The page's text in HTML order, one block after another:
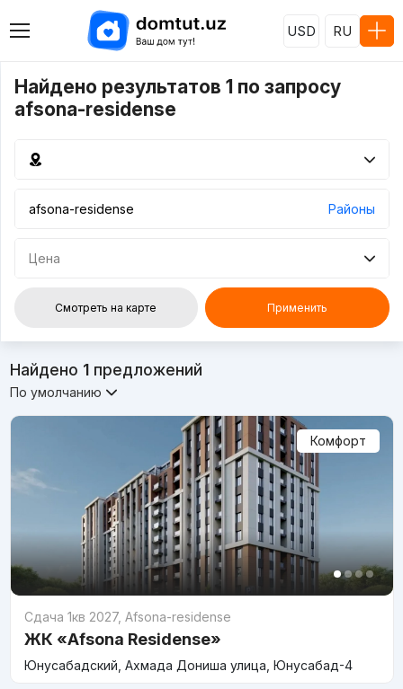
USD RU
Найдено результатов 1 по запросу
afsona-residense
Районы
Цена
Смотреть на карте Применить
Найдено 1предложений
По умолчанию
Комфорт
Сдача 1кв 2027, Afsona-residense
ЖК «Afsona Residense»
Юнусабадский, Ахмада Дониша улица, Юнусабад-4